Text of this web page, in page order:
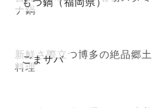
ナ鍋
ごまサバ
新鮮さ際立つ博多の絶品郷土
料理